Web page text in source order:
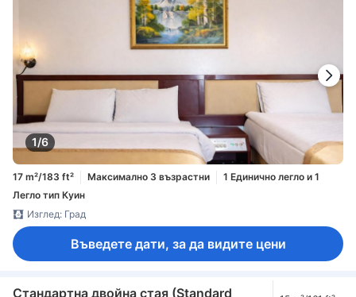
1/6
17 m²/183 ft² Максимално 3 възрастни
1 Единично легло и 1
Легло тип Куин
Изглед: Град
Въведете дати, за да видите цени
Стандартна двойна стая (Standard